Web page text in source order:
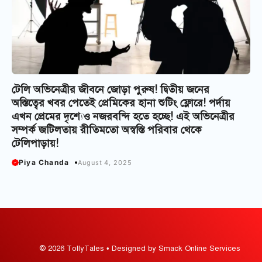
টেলি অভিনেত্রীর জীবনে জোড়া পুরুষ! দ্বিতীয় জনের
অস্তিত্বের খবর পেতেই প্রেমিকের হানা শুটিং ফ্লোরে! পর্দায়
এখন প্রেমের দৃশ্যেও নজরবন্দি হতে হচ্ছে! এই অভিনেত্রীর
সম্পর্ক জটিলতায় রীতিমতো অস্বস্তি পরিবার থেকে
টেলিপাড়ায়!
Piya Chanda August 4, 2025
© 2026 TollyTales • Designed by Smack Online Services